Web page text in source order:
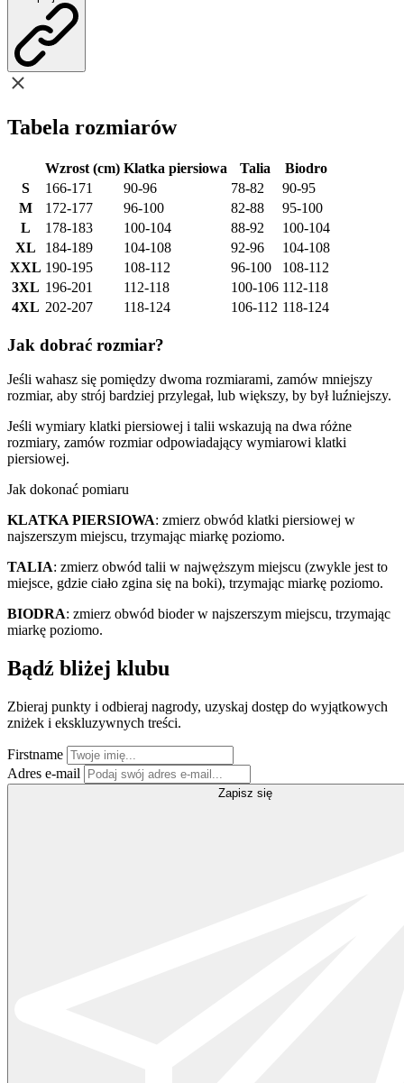
Tabela rozmiarów
Wzrost (cm) Klatka piersiowa Talia
Biodro
S
166-171 90-96 78-82
90-95
M
172-177 96-100 82-88
95-100
L
178-183 100-104 88-92
100-104
XL
184-189 104-108 92-96
104-108
XXL 190-195 108-112 96-100
108-112
3XL 196-201 112-118 100-106 112-118
4XL 202-207 118-124 106-112 118-124
Jak dobrać rozmiar?
Jeśli wahasz się pomiędzy dwoma rozmiarami, zamów mniejszy
rozmiar, aby strój bardziej przylegał, lub większy, by był luźniejszy.
Jeśli wymiary klatki piersiowej i talii wskazują na dwa różne
rozmiary, zamów rozmiar odpowiadający wymiarowi klatki
piersiowej.
Jak dokonać pomiaru
KLATKA PIERSIOWA: zmierz obwód klatki piersiowej w
najszerszym miejscu, trzymając miarkę poziomo.
TALIA: zmierz obwód talii w najwęższym miejscu (zwykle jest to
miejsce, gdzie ciało zgina się na boki), trzymając miarkę poziomo.
BIODRA: zmierz obwód bioder w najszerszym miejscu, trzymając
miarkę poziomo.
Bądź bliżej klubu
Zbieraj punkty i odbieraj nagrody, uzyskaj dostęp do wyjątkowych
zniżek i ekskluzywnych treści.
Firstname
Adres e-mail
Zapisz się